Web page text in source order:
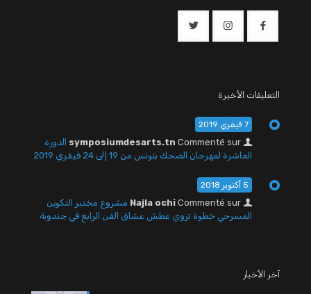
التعليقات الأخيرة
7 فيفري 2019
symposiumdesarts.tn Commenté sur
الدورة
العاشرة لمهرجان الضحك بتونس من 19 إلى 24 فيفري 2019
5 أكتوبر 2018
Najla ochi Commenté sur
مشروع مختبر التكوين
المسرحي خطوة تروي عطش عشاق الفن الرابع في جندوبة
آخر الأخبار